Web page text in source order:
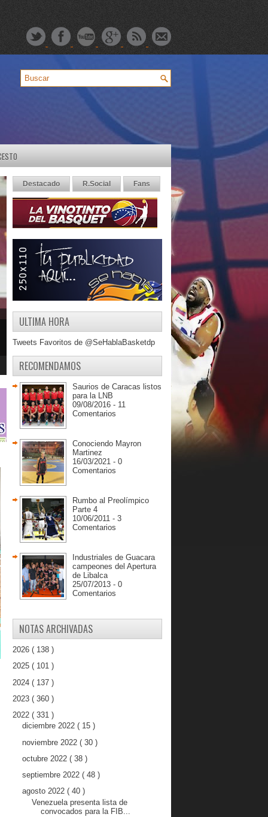
Destacado R.Social Fans
ULTIMA HORA
Tweets Favoritos de @SeHablaBasketdp
RECOMENDAMOS
Saurios de Caracas listos
para la LNB
09/08/2016 - 11
Comentarios
Conociendo Mayron
Martinez
16/03/2021 - 0
Comentarios
Rumbo al Preolímpico
Parte 4
10/06/2011 - 3
Comentarios
Industriales de Guacara
campeones del Apertura
de Libalca
25/07/2013 - 0
Comentarios
NOTAS ARCHIVADAS
2026 ( 138 )
2025 ( 101 )
2024 ( 137 )
2023 ( 360 )
2022 ( 331 )
diciembre 2022 ( 15 )
noviembre 2022 ( 30 )
octubre 2022 ( 38 )
septiembre 2022 ( 48 )
agosto 2022 ( 40 )
Venezuela presenta lista de
convocados para la FIB...